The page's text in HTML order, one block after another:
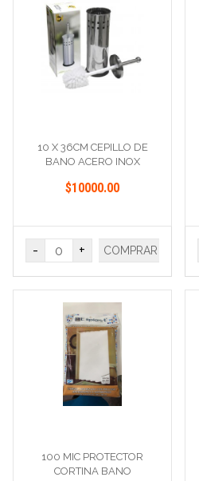
10 X 36CM CEPILLO DE
BANO ACERO INOX
$10000.00
- + COMPRAR
100 MIC PROTECTOR
CORTINA BANO